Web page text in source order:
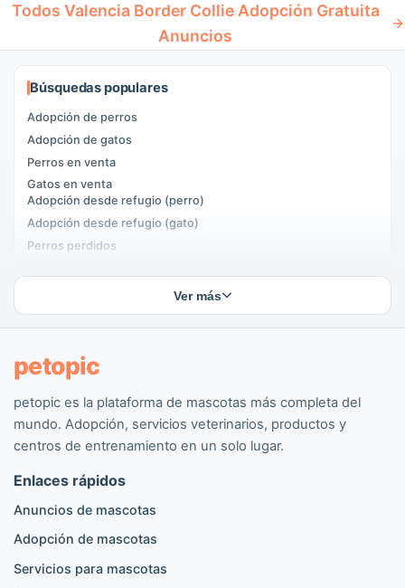
Todos Valencia Border Collie Adopción Gratuita
Anuncios
Búsquedas populares
Adopción de perros
Adopción de gatos
Perros en venta
Gatos en venta
Adopción desde refugio (perro)
Adopción desde refugio (gato)
Perros perdidos
Adoptantes de mascotas
Perros populares
Anuncios Maltipoo
Anuncios Golden Retriever
Anuncios Bulldog Francés
Anuncios Chihuahua
Anuncios Cane Corso
Ver más
petopic
petopic es la plataforma de mascotas más completa del
mundo. Adopción, servicios veterinarios, productos y
centros de entrenamiento en un solo lugar.
Enlaces rápidos
Anuncios de mascotas
Adopción de mascotas
Servicios para mascotas